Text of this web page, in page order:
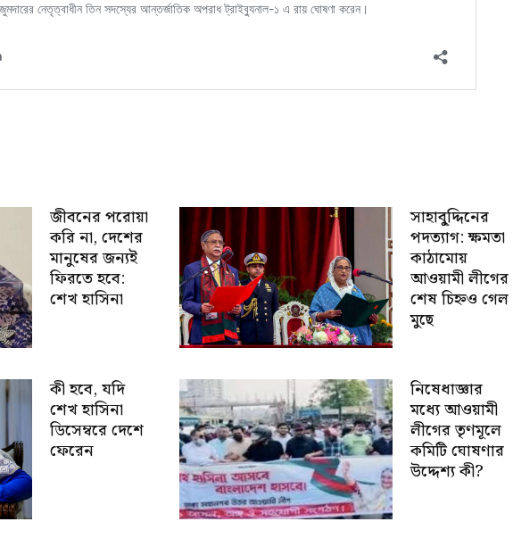
জীবনের পরোয়া
করি না, দেশের
মানুষের জন্যই
ফিরতে হবে:
শেখ হাসিনা
সাহাবু্দ্দিনের
পদত্যাগ: ক্ষমতা
কাঠামোয়
আওয়ামী লীগের
শেষ চিহ্নও গেল
মুছে
কী হবে, যদি
শেখ হাসিনা
ডিসেম্বরে দেশে
ফেরেন
নিষেধাজ্ঞার
মধ্যে আওয়ামী
লীগের তৃণমূলে
কমিটি ঘোষণার
উদ্দেশ্য কী?